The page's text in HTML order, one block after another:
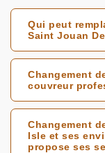
Qui peut
Saint Jouan
Changement
couvreur
Changement
Isle et ses
propose ses